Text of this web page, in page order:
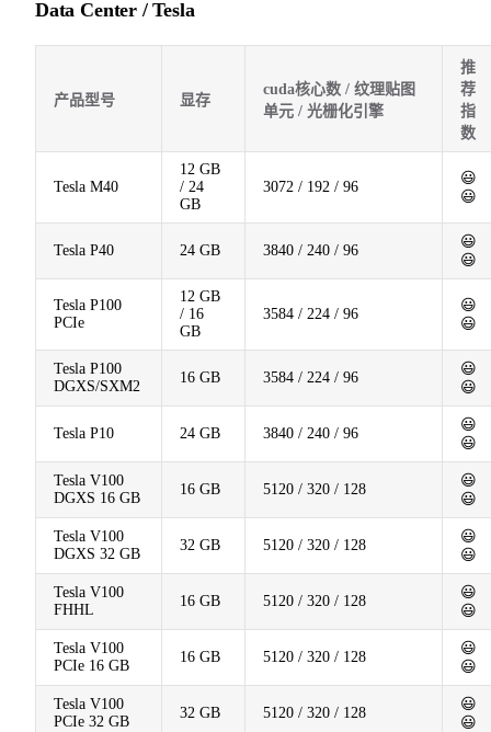
Data Center / Tesla
产品型号 显存
cuda核心数 / 纹理贴图
单元 / 光栅化引擎
推
荐
指
数
Tesla M40
12 GB
/ 24
GB
3072 / 192 / 96
😃
😃
Tesla P40 24 GB 3840 / 240 / 96
😃
😃
Tesla P100
PCIe
12 GB
/ 16
GB
3584 / 224 / 96
😃
😃
Tesla P100
DGXS/SXM2
16 GB 3584 / 224 / 96
😃
😃
Tesla P10 24 GB 3840 / 240 / 96
😃
😃
Tesla V100
DGXS 16 GB
16 GB 5120 / 320 / 128
😃
😃
Tesla V100
DGXS 32 GB
32 GB 5120 / 320 / 128
😃
😃
Tesla V100
FHHL
16 GB 5120 / 320 / 128
😃
😃
Tesla V100
PCIe 16 GB
16 GB 5120 / 320 / 128
😃
😃
Tesla V100
PCIe 32 GB
32 GB 5120 / 320 / 128
😃
😃